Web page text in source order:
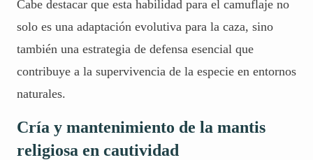
Cabe destacar que esta habilidad para el camuflaje no
solo es una adaptación evolutiva para la caza, sino
también una estrategia de defensa esencial que
contribuye a la supervivencia de la especie en entornos
naturales.
Cría y mantenimiento de la mantis
religiosa en cautividad